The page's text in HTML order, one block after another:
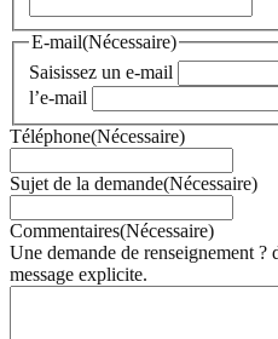
E-mail(Nécessaire)
Saisissez un e-mail
l’e-mail
Téléphone(Nécessaire)
Sujet de la demande(Nécessaire)
Commentaires(Nécessaire)
Une demande de renseignement ?
message explicite.